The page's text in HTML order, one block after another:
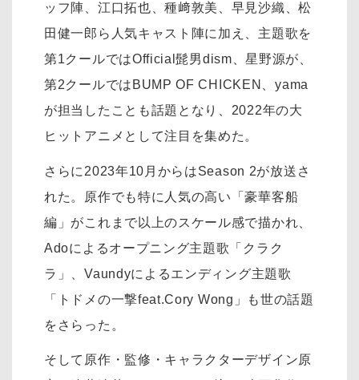
ッフ陣、江口拓也、種﨑敦美、早見沙織、松
田健一郎ら人気キャスト陣に加え、主題歌を
第1クールではOfficial髭男dism、星野源が、
第2クールではBUMP OF CHICKEN、yama
が担当したことも話題となり、2022年の大
ヒットアニメとして注目を集めた。
さらに2023年10月からはSeason 2が放送さ
れた。原作でも特に人気の高い「豪華客船
編」がこれまで以上のスケール感で描かれ、
Adoによるオープニング主題歌「クラク
ラ」、Vaundyによるエンディング主題歌
「トドメの一撃feat.Cory Wong」も世の話題
をさらった。
そして原作・監修・キャラクターデザイン原